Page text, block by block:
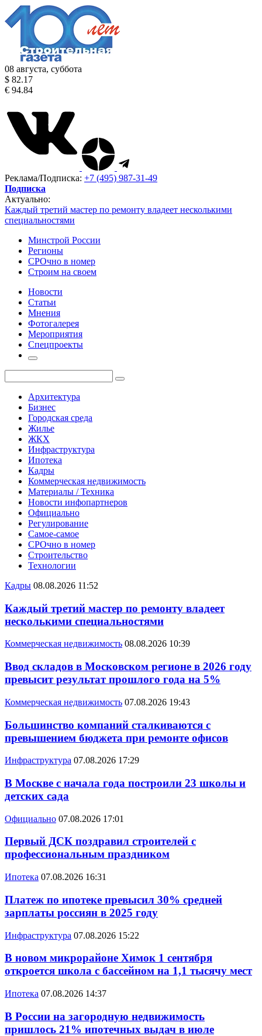
08 августа, суббота
$ 82.17
€ 94.84
Реклама/Подписка: +7 (495) 987-31-49
Подписка
Актуально:
Каждый третий мастер по ремонту владеет несколькими
специальностями
Минстрой России
Регионы
СРОчно в номер
Строим на своем
Новости
Статьи
Мнения
Фотогалерея
Мероприятия
Спецпроекты
Архитектура
Бизнес
Городская среда
Жилье
ЖКХ
Инфраструктура
Ипотека
Кадры
Коммерческая недвижимость
Материалы / Техника
Новости инфопартнеров
Официально
Регулирование
Самое-самое
СРОчно в номер
Строительство
Технологии
Кадры 08.08.2026 11:52
Каждый третий мастер по ремонту владеет
несколькими специальностями
Коммерческая недвижимость 08.08.2026 10:39
Ввод складов в Московском регионе в 2026 году
превысит результат прошлого года на 5%
Коммерческая недвижимость 07.08.2026 19:43
Большинство компаний сталкиваются с
превышением бюджета при ремонте офисов
Инфраструктура 07.08.2026 17:29
В Москве с начала года построили 23 школы и
детских сада
Официально 07.08.2026 17:01
Первый ДСК поздравил строителей с
профессиональным праздником
Ипотека 07.08.2026 16:31
Платеж по ипотеке превысил 30% средней
зарплаты россиян в 2025 году
Инфраструктура 07.08.2026 15:22
В новом микрорайоне Химок 1 сентября
откроется школа с бассейном на 1,1 тысячу мест
Ипотека 07.08.2026 14:37
В России на загородную недвижимость
пришлось 21% ипотечных выдач в июле